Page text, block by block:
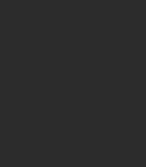
數支援 MagSafe，iPhone
8 月 16 日 ～ 8 月 31 日 🛒
🚛 穩定出貨：天天出貨不耽
優惠活動期間加碼推出「七夕
人氣商品，每款僅限加購一
誠意，還能順便幫自己升級
週邊也成為應援的一環。│👉